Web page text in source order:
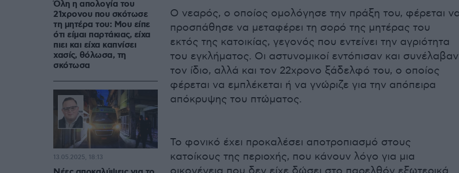
Ο νεαρός, ο οποίος ομολόγησε την πράξη του, φέρεται
προσπάθησε να μεταφέρει τη σορό της μητέρας του
εκτός της κατοικίας, γεγονός που εντείνει την αγριότητα
του εγκλήματος. Οι αστυνομικοί εντόπισαν και συνέλαβαν
τον ίδιο, αλλά και τον 22χρονο ξάδελφό του, ο οποίος
φέρεται να εμπλέκεται ή να γνώριζε για την απόπειρα
απόκρυψης του πτώματος.
Το φονικό έχει προκαλέσει αποτροπιασμό στους
κατοίκους της περιοχής, που κάνουν λόγο για μια
Όλη η απολογία του
21χρονου που σκότωσε
τη μητέρα του: Μου είπε
ότι είμαι παρτάκιας, είχα
πιει και είχα καπνίσει
χασίς, θόλωσα, τη
σκότωσα
13.05.2025, 18:13